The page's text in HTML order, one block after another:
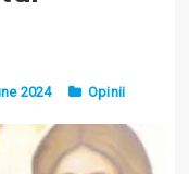
2024 Opinii